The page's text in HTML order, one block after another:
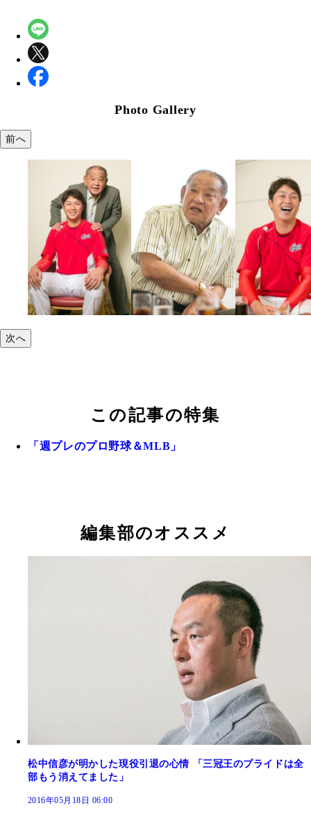
Photo Gallery
前へ
次へ
この記事の特集
「週プレのプロ野球＆MLB」
編集部のオススメ
松中信彦が明かした現役引退の心情 「三冠王のプライドは全
部もう消えてました」
2016年05月18日 06:00